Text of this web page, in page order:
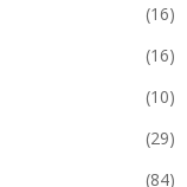
(16)
(16)
(10)
(29)
(84)